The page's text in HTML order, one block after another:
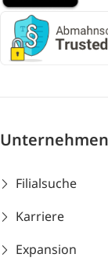
Unternehmen
Filialsuche
Karriere
Expansion